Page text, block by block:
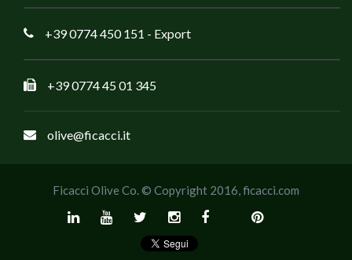
+39 0774 450 151 - Export
+39 0774 45 01 345
olive@ficacci.it
Ficacci Olive Co. © Copyright 2016,ficacci.com